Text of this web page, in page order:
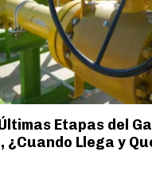
Etapas del
Llega y